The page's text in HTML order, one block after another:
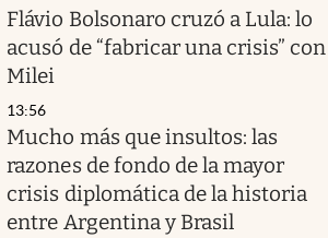
Flávio Bolsonaro cruzó a Lula: lo
acusó de “fabricar una crisis” con
Milei
13:56
Mucho más que insultos: las
razones de fondo de la mayor
crisis diplomática de la historia
entre Argentina y Brasil